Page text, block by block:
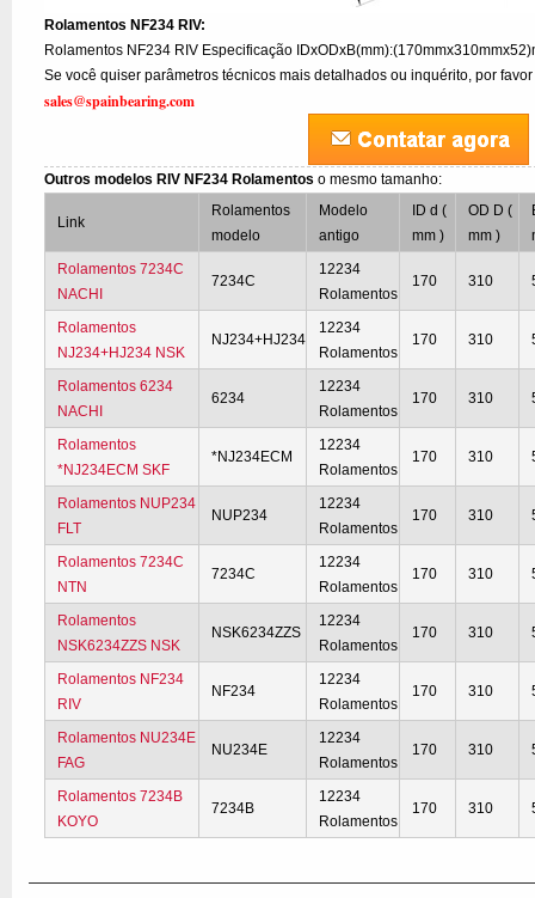
Rolamentos NF234 RIV:
Rolamentos NF234 RIV Especificação
Se você quiser parâmetros técnicos mais detalhados ou inquérito, por
sales@spainbearing.com
Outros modelos RIV NF234 Rolamentoso mesmo tamanho:
Link
Rolamentos
modelo
Modelo
antigo
ID d (
mm )
OD D (
mm )
Rolamentos 7234C
NACHI
7234C
12234
Rolamentos
170 310
Rolamentos
NJ234+HJ234 NSK
NJ234+HJ234
12234
Rolamentos
170 310
Rolamentos 6234
NACHI
6234
12234
Rolamentos
170 310
Rolamentos
*NJ234ECM SKF
*NJ234ECM
12234
Rolamentos
170 310
Rolamentos NUP234
FLT
NUP234
12234
Rolamentos
170 310
Rolamentos 7234C
NTN
7234C
12234
Rolamentos
170 310
Rolamentos
NSK6234ZZS NSK
NSK6234ZZS
12234
Rolamentos
170 310
Rolamentos NF234
RIV
NF234
12234
Rolamentos
170 310
Rolamentos NU234E
FAG
NU234E
12234
Rolamentos
170 310
Rolamentos 7234B
KOYO
7234B
12234
Rolamentos
170 310